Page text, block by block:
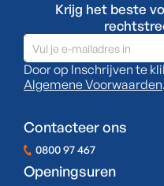
Krijg het beste
Door op Inschrijven te
Algemene Voorwaarden.
Contacteer ons
0800 97 467
Openingsuren